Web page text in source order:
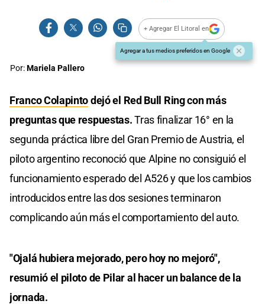
+ Agregar El Litoral en
Agregar a tus medios preferidos en Google
Por:Mariela Pallero
Franco Colapintodejó el Red Bull Ring con más
preguntas que respuestas.Tras finalizar 16° en la
segunda práctica libre del Gran Premio de Austria, el
piloto argentino reconoció que Alpine no consiguió el
funcionamiento esperado del A526 y que los cambios
introducidos entre las dos sesiones terminaron
complicando aún más el comportamiento del auto.
"Ojalá hubiera mejorado, pero hoy no mejoró",
resumió el piloto de Pilar al hacer un balance de la
jornada.